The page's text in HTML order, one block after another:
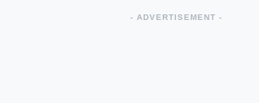
- ADVERTISEMENT -